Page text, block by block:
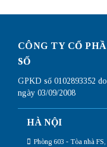
CÔNG TY CỔ
SỐ
GPKD số 0102893352
ngày 03/09/2008
HÀ NỘI
Phòng 603 - Tòa nhà